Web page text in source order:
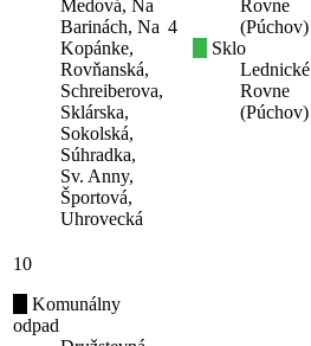
Medová, Na
Barinách, Na
Kopánke,
Rovňanská,
Schreiberova,
Sklárska,
Sokolská,
Súhradka,
Sv. Anny,
Športová,
Uhrovecká
4
Rovne
(Púchov)
Sklo
Lednické
Rovne
(Púchov)
10
Komunálny
odpad